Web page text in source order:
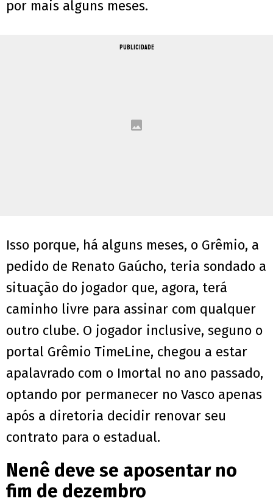
por mais alguns meses.
PUBLICIDADE
Isso porque, há alguns meses, o Grêmio, a
pedido de Renato Gaúcho, teria sondado a
situação do jogador que, agora, terá
caminho livre para assinar com qualquer
outro clube. O jogador inclusive, seguno o
portal Grêmio TimeLine, chegou a estar
apalavrado com o Imortal no ano passado,
optando por permanecer no Vasco apenas
após a diretoria decidir renovar seu
contrato para o estadual.
Nenê deve se aposentar no
fim de dezembro